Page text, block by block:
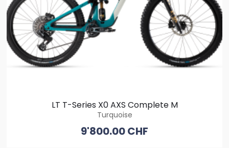
LT T-Series X0 AXS Complete M
Turquoise
9'800.00 CHF